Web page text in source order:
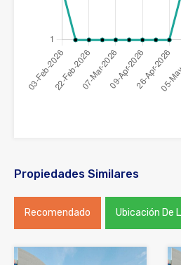
Propiedades Similares
Recomendado Ubicación De